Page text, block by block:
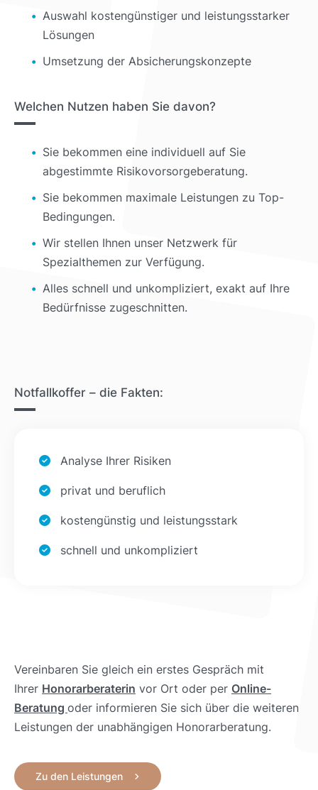
Auswahl kostengünstiger und leistungsstarker
Lösungen
Umsetzung der Absicherungskonzepte
Welchen Nutzen haben Sie davon?
Sie bekommen eine individuell auf Sie
abgestimmte Risikovorsorgeberatung.
Sie bekommen maximale Leistungen zu Top-
Bedingungen.
Wir stellen Ihnen unser Netzwerk für
Spezialthemen zur Verfügung.
Alles schnell und unkompliziert, exakt auf Ihre
Bedürfnisse zugeschnitten.
Notfallkoffer – die Fakten:
Analyse Ihrer Risiken
privat und beruflich
kostengünstig und leistungsstark
schnell und unkompliziert
Vereinbaren Sie gleich ein erstes Gespräch mit
Ihrer Honorarberaterin vor Ort oder per Online-
Beratung oder informieren Sie sich über die weiteren
Leistungen der unabhängigen Honorarberatung.
Zu den Leistungen